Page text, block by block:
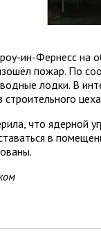
ин-Фернесс на
пожар. По
лодки. В
что ядерной
в